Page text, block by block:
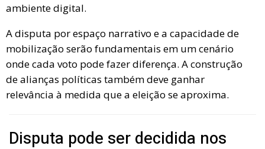
ambiente digital.
A disputa por espaço narrativo e a capacidade de
mobilização serão fundamentais em um cenário
onde cada voto pode fazer diferença. A construção
de alianças políticas também deve ganhar
relevância à medida que a eleição se aproxima.
Disputa pode ser decidida nos